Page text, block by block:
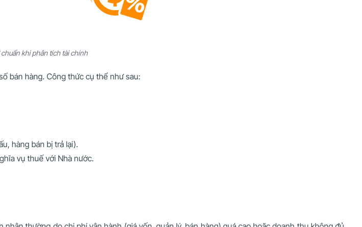
chuẩn khi phân tích tài chính
bán hàng. Công thức cụ thể như sau:
hàng bán bị trả lại).
vụ thuế với Nhà nước.